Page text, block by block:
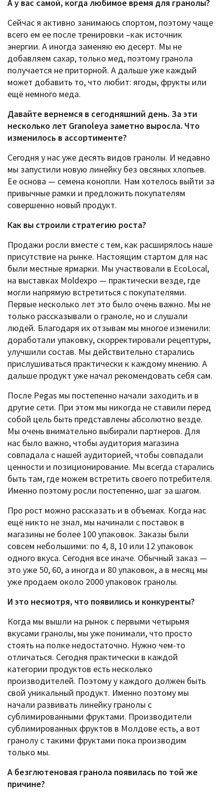
А у вас самой, когда любимое время для гранолы?
Сейчас я активно занимаюсь спортом, поэтому чаще
всего ем ее после тренировки –как источник
энергии. А иногда заменяю ею десерт. Мы не
добавляем сахар, только мед, поэтому гранола
получается не приторной. А дальше уже каждый
может добавить то, что любит: ягоды, фрукты или
ещё немного меда.
Давайте вернемся в сегодняшний день. За эти
несколько лет Granoleya заметно выросла. Что
изменилось в ассортименте?
Сегодня у нас уже десять видов гранолы. И недавно
мы запустили новую линейку без овсяных хлопьев.
Ее основа — семена конопли. Нам хотелось выйти за
привычные рамки и предложить покупателям
совершенно новый продукт.
Как вы строили стратегию роста?
Продажи росли вместе с тем, как расширялось наше
присутствие на рынке. Настоящим стартом для нас
были местные ярмарки. Мы участвовали в EcoLocal,
на выставках Moldexpo — практически везде, где
могли напрямую встретиться с покупателями.
Первые несколько лет это было очень важно. Мы не
только рассказывали о граноле, но и слушали
людей. Благодаря их отзывам мы многое изменили:
доработали упаковку, скорректировали рецептуры,
улучшили состав. Мы действительно старались
прислушиваться практически к каждому мнению. А
дальше продукт уже начал рекомендовать себя сам.
После Pegas мы постепенно начали заходить и в
другие сети. При этом мы никогда не ставили перед
собой цель быть представлены абсолютно везде.
Мы очень внимательно выбирали партнеров. Для
нас было важно, чтобы аудитория магазина
совпадала с нашей аудиторией, чтобы совпадали
ценности и позиционирование. Мы всегда старались
быть там, где можем встретить своего потребителя.
Именно поэтому росли постепенно, шаг за шагом.
Про рост можно рассказать и в объемах. Когда нас
ещё никто не знал, мы начинали с поставок в
магазины не более 100 упаковок. Заказы были
совсем небольшими: по 4, 8, 10 или 12 упаковок
одного вкуса. Сегодня все иначе. Обычный заказ —
это уже 50, 60, а иногда и 80 упаковок, а в месяц мы
уже продаем около 2000 упаковок гранолы.
И это несмотря, что появились и конкуренты?
Когда мы вышли на рынок с первыми четырьмя
вкусами гранолы, мы уже понимали, что просто
стоять на полке недостаточно. Нужно чем-то
отличаться. Сегодня практически в каждой
категории продуктов есть несколько
производителей. Поэтому у каждого должен быть
свой уникальный продукт. Именно поэтому мы
начали развивать линейку гранолы с
сублимированными фруктами. Производители
сублимированных фруктов в Молдове есть, а вот
гранолу с такими фруктами пока производим
только мы.
А безглютеновая гранола появилась по той же
причине?